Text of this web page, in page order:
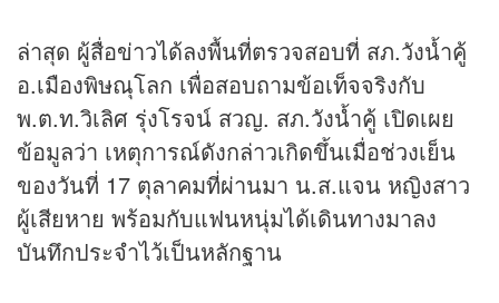
ล่าสุด ผู้สื่อข่าวได้ลงพื้นที่ตรวจสอบที่ สภ.วังน้ำคู้
อ.เมืองพิษณุโลก เพื่อสอบถามข้อเท็จจริงกับ
พ.ต.ท.วิเลิศ รุ่งโรจน์ สวญ. สภ.วังน้ำคู้ เปิดเผย
ข้อมูลว่า เหตุการณ์ดังกล่าวเกิดขึ้นเมื่อช่วงเย็น
ของวันที่ 17 ตุลาคมที่ผ่านมา น.ส.แจน หญิงสาว
ผู้เสียหาย พร้อมกับแฟนหนุ่มได้เดินทางมาลง
บันทึกประจำไว้เป็นหลักฐาน